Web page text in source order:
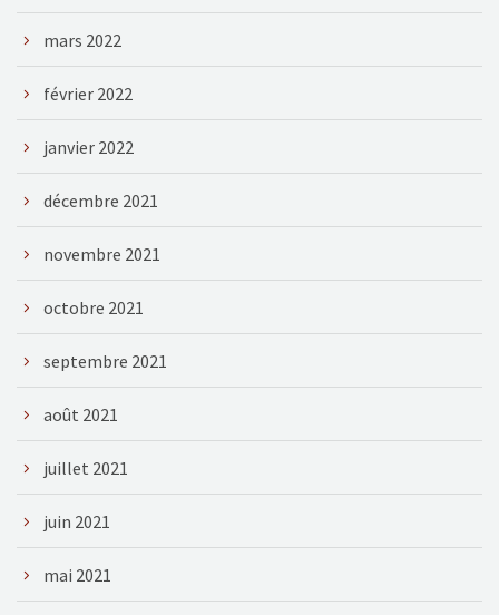
mars 2022
février 2022
janvier 2022
décembre 2021
novembre 2021
octobre 2021
septembre 2021
août 2021
juillet 2021
juin 2021
mai 2021